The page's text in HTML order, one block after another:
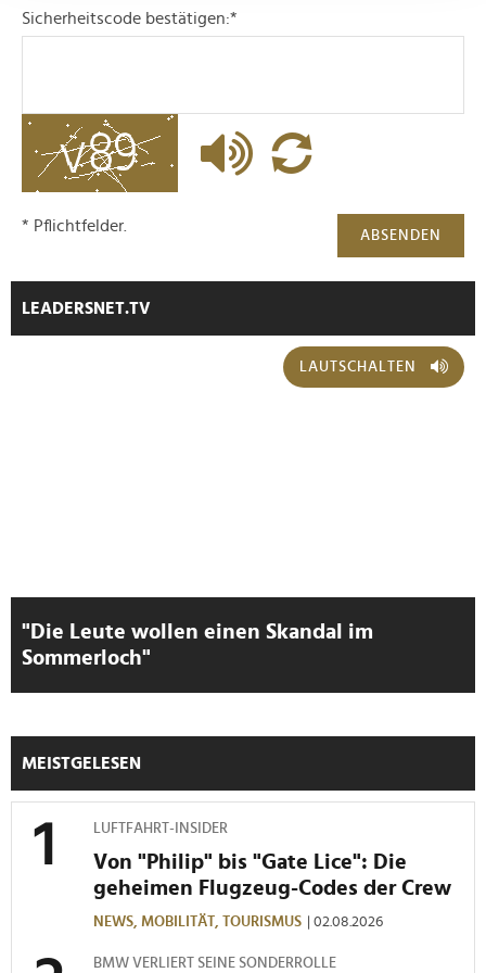
zu können und die Zugriffe auf unsere Website zu
analysieren. Außerdem geben wir Informationen zu Ihrer
Verwendung unserer Website an unsere Partner für
soziale Medien, Werbung und Analysen weiter. Unsere
Partner führen diese Informationen möglicherweise mit
weiteren Daten zusammen, die Sie ihnen bereitgestellt
Sicherheitscode bestätigen:*
ABSENDEN
* Pflichtfelder.
LEADERSNET.TV
LAUTSCHALTEN
"Die Leute wollen einen Skandal im
Sommerloch"
MEISTGELESEN
LUFTFAHRT-INSIDER
Von "Philip" bis "Gate Lice": Die
geheimen Flugzeug-Codes der Crew
NEWS, MOBILITÄT, TOURISMUS | 02.08.2026
BMW VERLIERT SEINE SONDERROLLE